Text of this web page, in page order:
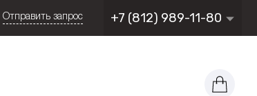
Отправить запрос +7 (812) 989-11-80